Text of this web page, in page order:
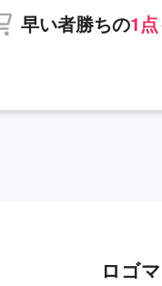
早い者勝ちの1
ロゴ